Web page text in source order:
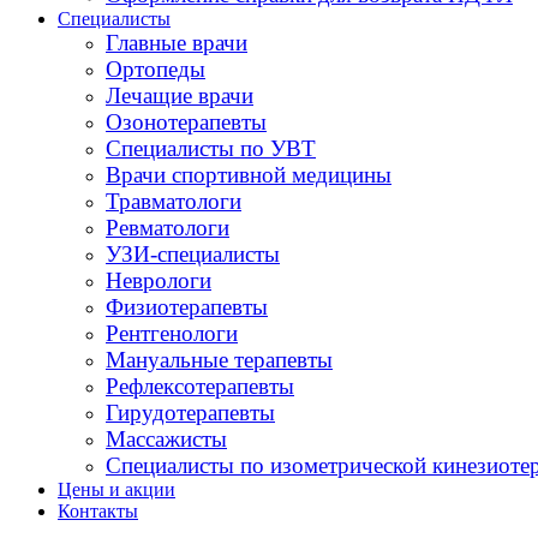
Специалисты
Главные врачи
Ортопеды
Лечащие врачи
Озонотерапевты
Специалисты по УВТ
Врачи спортивной медицины
Травматологи
Ревматологи
УЗИ-специалисты
Неврологи
Физиотерапевты
Рентгенологи
Мануальные терапевты
Рефлексотерапевты
Гирудотерапевты
Массажисты
Специалисты по изометрической
Цены и акции
Контакты